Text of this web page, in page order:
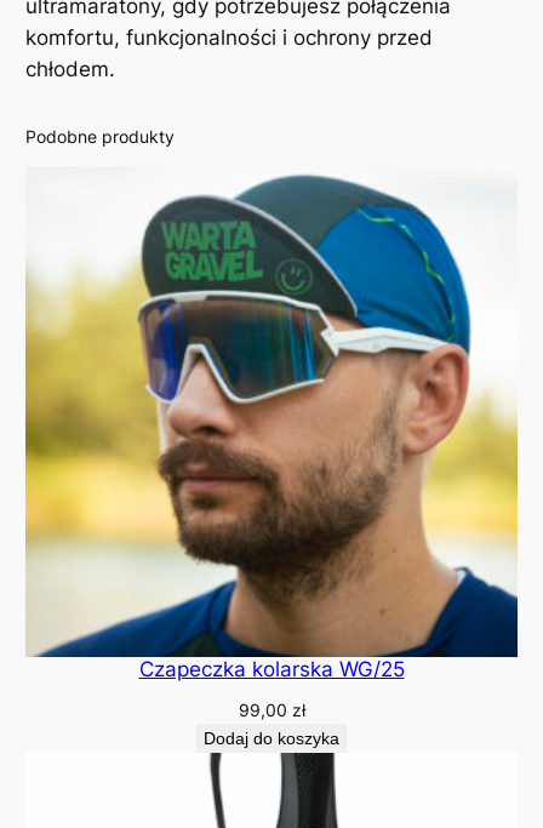
I
N
ultramaratony, gdy potrzebujesz połączenia
komfortu, funkcjonalności i ochrony przed
chłodem.
Podobne produkty
Czapeczka kolarska WG/25
99,00 zł
Dodaj do koszyka